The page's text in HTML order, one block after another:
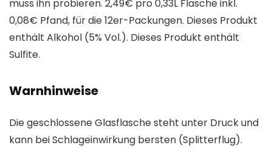
muss ihn probieren. 2,49€ pro 0,33L Flasche inkl.
0,08€ Pfand, für die 12er-Packungen. Dieses Produkt
enthält Alkohol (5% Vol.). Dieses Produkt enthält
Sulfite.
Warnhinweise
Die geschlossene Glasflasche steht unter Druck und
kann bei Schlageinwirkung bersten (Splitterflug).